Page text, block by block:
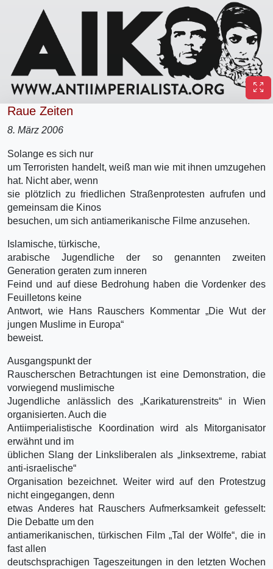
Raue Zeiten
8. März 2006
Solange es sich nur
um Terroristen handelt, weiß man wie mit ihnen umzugehen
hat. Nicht aber, wenn
sie plötzlich zu friedlichen Straßenprotesten aufrufen und
gemeinsam die Kinos
besuchen, um sich antiamerikanische Filme anzusehen.
Islamische, türkische,
arabische Jugendliche der so genannten zweiten
Generation geraten zum inneren
Feind und auf diese Bedrohung haben die Vordenker des
Feuilletons keine
Antwort, wie Hans Rauschers Kommentar „Die Wut der
jungen Muslime in Europa“
beweist.
Ausgangspunkt der
Rauscherschen Betrachtungen ist eine Demonstration, die
vorwiegend muslimische
Jugendliche anlässlich des „Karikaturenstreits“ in Wien
organisierten. Auch die
Antiimperialistische Koordination wird als Mitorganisator
erwähnt und im
üblichen Slang der Linksliberalen als „linksextreme, rabiat
anti-israelische“
Organisation bezeichnet. Weiter wird auf den Protestzug
nicht eingegangen, denn
etwas Anderes hat Rauschers Aufmerksamkeit gefesselt:
Die Debatte um den
antiamerikanischen, türkischen Film „Tal der Wölfe“, die in
fast allen
deutschsprachigen Tageszeitungen in den letzten Wochen